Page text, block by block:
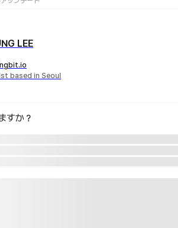
LEE
based in Seoul
すか？